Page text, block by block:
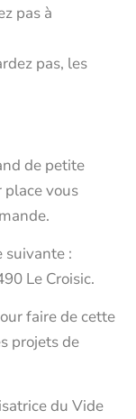
pas à
pas, les
de petite
place vous
suivante :
Le Croisic.
faire de cette
projets de
du Vide